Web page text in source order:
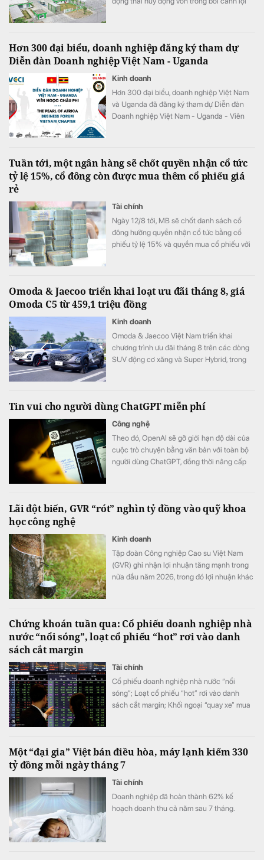
Hơn 300 đại biểu, doanh nghiệp đăng ký tham dự
Diễn đàn Doanh nghiệp Việt Nam - Uganda
Kinh doanh
Hơn 300 đại biểu, doanh nghiệp Việt Nam
và Uganda đã đăng ký tham dự Diễn đàn
Doanh nghiệp Việt Nam - Uganda - Viên
Tuần tới, một ngân hàng sẽ chốt quyền nhận cổ tức
tỷ lệ 15%, cổ đông còn được mua thêm cổ phiếu giá
rẻ
Tài chính
Ngày 12/8 tới, MB sẽ chốt danh sách cổ
đông hưởng quyền nhận cổ tức bằng cổ
phiếu tỷ lệ 15% và quyền mua cổ phiếu với
Omoda & Jaecoo triển khai loạt ưu đãi tháng 8, giá
Omoda C5 từ 459,1 triệu đồng
Kinh doanh
Omoda & Jaecoo Việt Nam triển khai
chương trình ưu đãi tháng 8 trên các dòng
SUV động cơ xăng và Super Hybrid, trong
Tin vui cho người dùng ChatGPT miễn phí
Công nghệ
Theo đó, OpenAI sẽ gỡ giới hạn độ dài của
cuộc trò chuyện bằng văn bản với toàn bộ
người dùng ChatGPT, đồng thời nâng cấp
Lãi đột biến, GVR “rót” nghìn tỷ đồng vào quỹ khoa
học công nghệ
Kinh doanh
Tập đoàn Công nghiệp Cao su Việt Nam
(GVR) ghi nhận lợi nhuận tăng mạnh trong
nửa đầu năm 2026, trong đó lợi nhuận khác
khoa học và công nghệ của tập đoàn lên
hơn 1.710 tỷ đồng.
Chứng khoán tuần qua: Cổ phiếu doanh nghiệp nhà
nước “nổi sóng”, loạt cổ phiếu “hot” rơi vào danh
sách cắt margin
Tài chính
Cổ phiếu doanh nghiệp nhà nước “nổi
sóng”; Loạt cổ phiếu “hot” rơi vào danh
sách cắt margin; Khối ngoại “quay xe” mua
Một “đại gia” Việt bán điều hòa, máy lạnh kiếm 330
tỷ đồng mỗi ngày tháng 7
Tài chính
Doanh nghiệp đã hoàn thành 62% kế
hoạch doanh thu cả năm sau 7 tháng.